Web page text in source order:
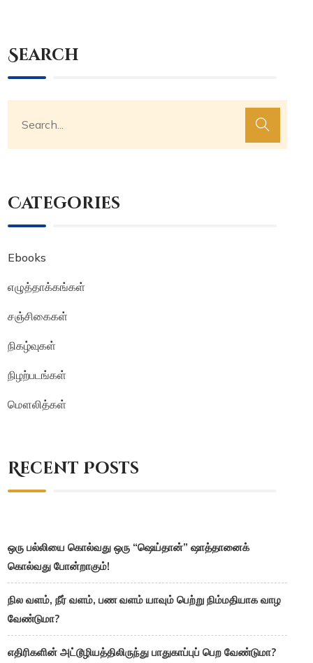
Search
Categories
Ebooks
எழுத்தாக்கங்கள்
சஞ்சிகைகள்
நிகழ்வுகள்
நிழற்படங்கள்
மௌலித்கள்
Recent Posts
ஒரு பல்லியை கொல்வது ஒரு “ஷெய்தான்” ஷாத்தானைக்
கொல்வது போன்றாகும்!
நில வளம், நீர் வளம், பண வளம் யாவும் பெற்று நிம்மதியாக வாழ
வேண்டுமா?
எதிரிகளின் அட்டூழியத்திலிருந்து பாதுகாப்புப் பெற வேண்டுமா?